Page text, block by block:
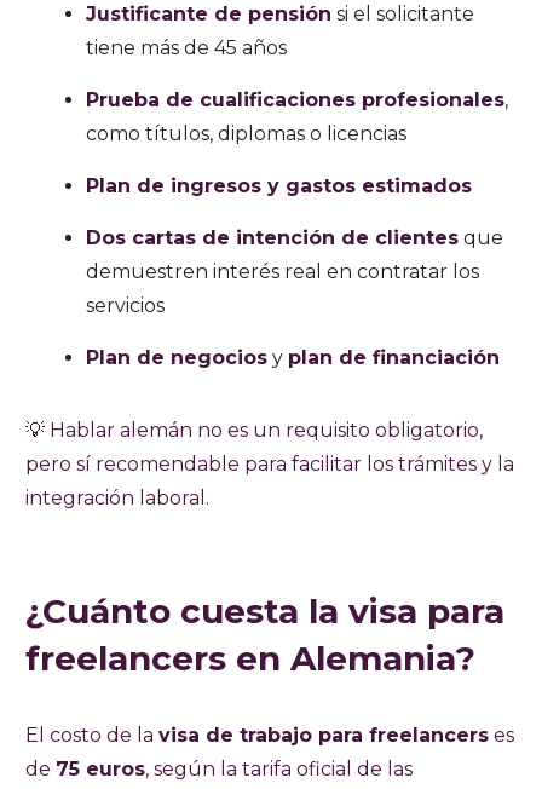
Justificante de pensión si el solicitante
tiene más de 45 años
Prueba de cualificaciones profesionales,
como títulos, diplomas o licencias
Plan de ingresos y gastos estimados
Dos cartas de intención de clientes que
demuestren interés real en contratar los
servicios
Plan de negocios y plan de financiación
💡 Hablar alemán no es un requisito obligatorio,
pero sí recomendable para facilitar los trámites y la
integración laboral.
¿Cuánto cuesta la visa para
freelancers en Alemania?
El costo de la visa de trabajo para freelancers es
de 75 euros, según la tarifa oficial de las